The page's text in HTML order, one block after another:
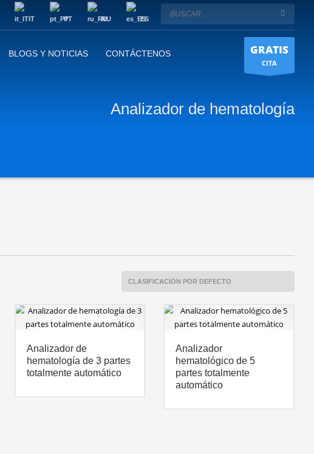
IT PT RU ES
BLOGS Y NOTICIAS CONTÁCTENOS GRATIS
CITA
Analizador de hematología
Analizador de
hematología de 3 partes
totalmente automático
Analizador
hematológico de 5
partes totalmente
automático